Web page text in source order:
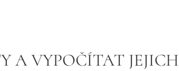
A VYPOČÍTAT JEJICH